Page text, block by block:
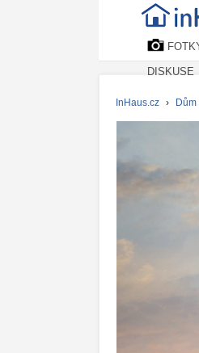
DISKUSE
InHaus.cz › Dům